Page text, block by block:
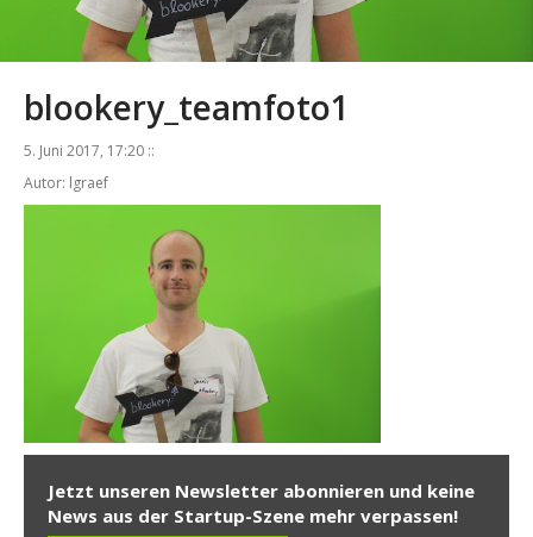
blookery_teamfoto1
5. Juni 2017, 17:20 ::
Autor: lgraef
Jetzt unseren Newsletter abonnieren und keine
News aus der Startup-Szene mehr verpassen!